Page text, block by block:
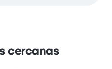
cercanas